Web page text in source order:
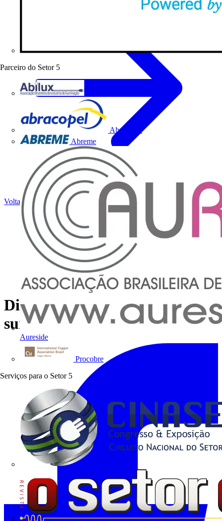
Parceiro do Setor 5
Abracopel
Abreme
Aureside
Procobre
Serviços para o Setor 5
Voltar para Notícias
Dispositivo de proteção contra
surto de tensão - DPS